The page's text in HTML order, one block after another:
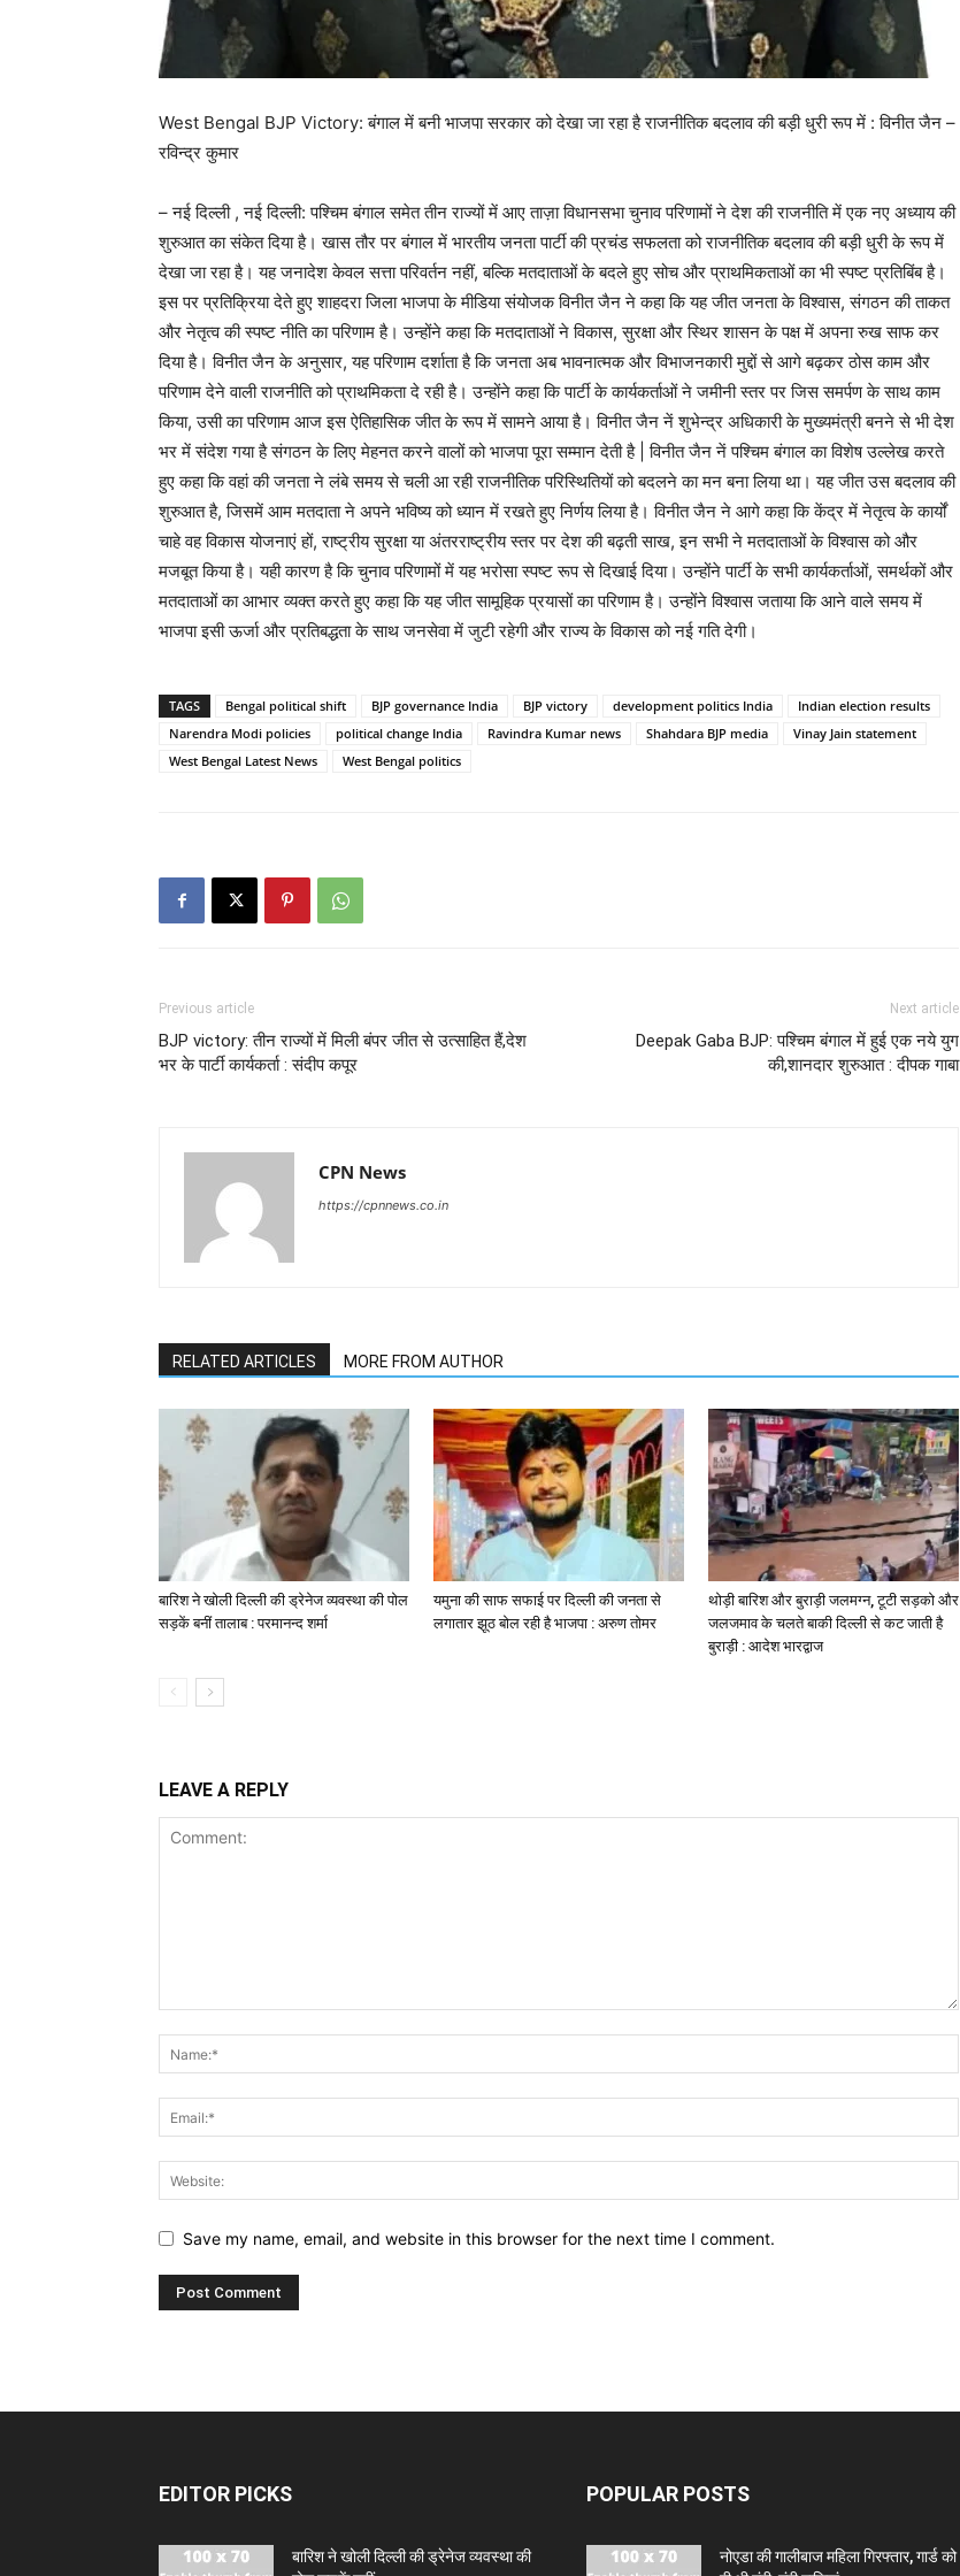
West Bengal BJP Victory: बंगाल में बनी भाजपा सरकार को देखा जा रहा है राजनीतिक बदलाव की बड़ी धुरी रूप में : विनीत जैन –
रविन्द्र कुमार
– नई दिल्ली , नई दिल्ली: पश्चिम बंगाल समेत तीन राज्यों में आए ताज़ा विधानसभा चुनाव परिणामों ने देश की राजनीति में एक नए अध्याय की
शुरुआत का संकेत दिया है। खास तौर पर बंगाल में भारतीय जनता पार्टी की प्रचंड सफलता को राजनीतिक बदलाव की बड़ी धुरी के रूप में
देखा जा रहा है। यह जनादेश केवल सत्ता परिवर्तन नहीं, बल्कि मतदाताओं के बदले हुए सोच और प्राथमिकताओं का भी स्पष्ट प्रतिबिंब है।
इस पर प्रतिक्रिया देते हुए शाहदरा जिला भाजपा के मीडिया संयोजक विनीत जैन ने कहा कि यह जीत जनता के विश्वास, संगठन की ताकत
और नेतृत्व की स्पष्ट नीति का परिणाम है। उन्होंने कहा कि मतदाताओं ने विकास, सुरक्षा और स्थिर शासन के पक्ष में अपना रुख साफ कर
दिया है। विनीत जैन के अनुसार, यह परिणाम दर्शाता है कि जनता अब भावनात्मक और विभाजनकारी मुद्दों से आगे बढ़कर ठोस काम और
परिणाम देने वाली राजनीति को प्राथमिकता दे रही है। उन्होंने कहा कि पार्टी के कार्यकर्ताओं ने जमीनी स्तर पर जिस समर्पण के साथ काम
किया, उसी का परिणाम आज इस ऐतिहासिक जीत के रूप में सामने आया है। विनीत जैन नें शुभेन्द्र अधिकारी के मुख्यमंत्री बनने से भी देश
भर में संदेश गया है संगठन के लिए मेहनत करने वालों को भाजपा पूरा सम्मान देती है | विनीत जैन नें पश्चिम बंगाल का विशेष उल्लेख करते
हुए कहा कि वहां की जनता ने लंबे समय से चली आ रही राजनीतिक परिस्थितियों को बदलने का मन बना लिया था। यह जीत उस बदलाव की
शुरुआत है, जिसमें आम मतदाता ने अपने भविष्य को ध्यान में रखते हुए निर्णय लिया है। विनीत जैन ने आगे कहा कि केंद्र में नेतृत्व के कार्यों
चाहे वह विकास योजनाएं हों, राष्ट्रीय सुरक्षा या अंतरराष्ट्रीय स्तर पर देश की बढ़ती साख, इन सभी ने मतदाताओं के विश्वास को और
मजबूत किया है। यही कारण है कि चुनाव परिणामों में यह भरोसा स्पष्ट रूप से दिखाई दिया। उन्होंने पार्टी के सभी कार्यकर्ताओं, समर्थकों और
मतदाताओं का आभार व्यक्त करते हुए कहा कि यह जीत सामूहिक प्रयासों का परिणाम है। उन्होंने विश्वास जताया कि आने वाले समय में
भाजपा इसी ऊर्जा और प्रतिबद्धता के साथ जनसेवा में जुटी रहेगी और राज्य के विकास को नई गति देगी।
TAGS Bengal political shift BJP governance India BJP victory development politics India
Indian election results
Narendra Modi policies
political change India Ravindra Kumar news Shahdara BJP media
Vinay Jain statement
West Bengal Latest News
West Bengal politics
Previous article
BJP victory: तीन राज्यों में मिली बंपर जीत से उत्साहित हैं,देश
भर के पार्टी कार्यकर्ता : संदीप कपूर
Next article
Deepak Gaba BJP: पश्चिम बंगाल में हुई एक नये युग
की,शानदार शुरुआत : दीपक गाबा
CPN News
https://cpnnews.co.in
RELATED ARTICLES MORE FROM AUTHOR
बारिश ने खोली दिल्ली की ड्रेनेज व्यवस्था की पोल
सड़कें बनीं तालाब : परमानन्द शर्मा
यमुना की साफ सफाई पर दिल्ली की जनता से
लगातार झूठ बोल रही है भाजपा : अरुण तोमर
थोड़ी बारिश और बुराड़ी जलमग्न, टूटी सड़को और
जलजमाव के चलते बाकी दिल्ली से कट जाती है
बुराड़ी : आदेश भारद्वाज
LEAVE A REPLY
Save my name, email, and website in this browser for the next time I comment.
EDITOR PICKS
बारिश ने खोली दिल्ली की ड्रेनेज व्यवस्था की
POPULAR POSTS
नोएडा की गालीबाज महिला गिरफ्तार, गार्ड को